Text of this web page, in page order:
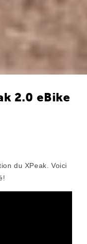
2.0 eBike
du XPeak. Voici